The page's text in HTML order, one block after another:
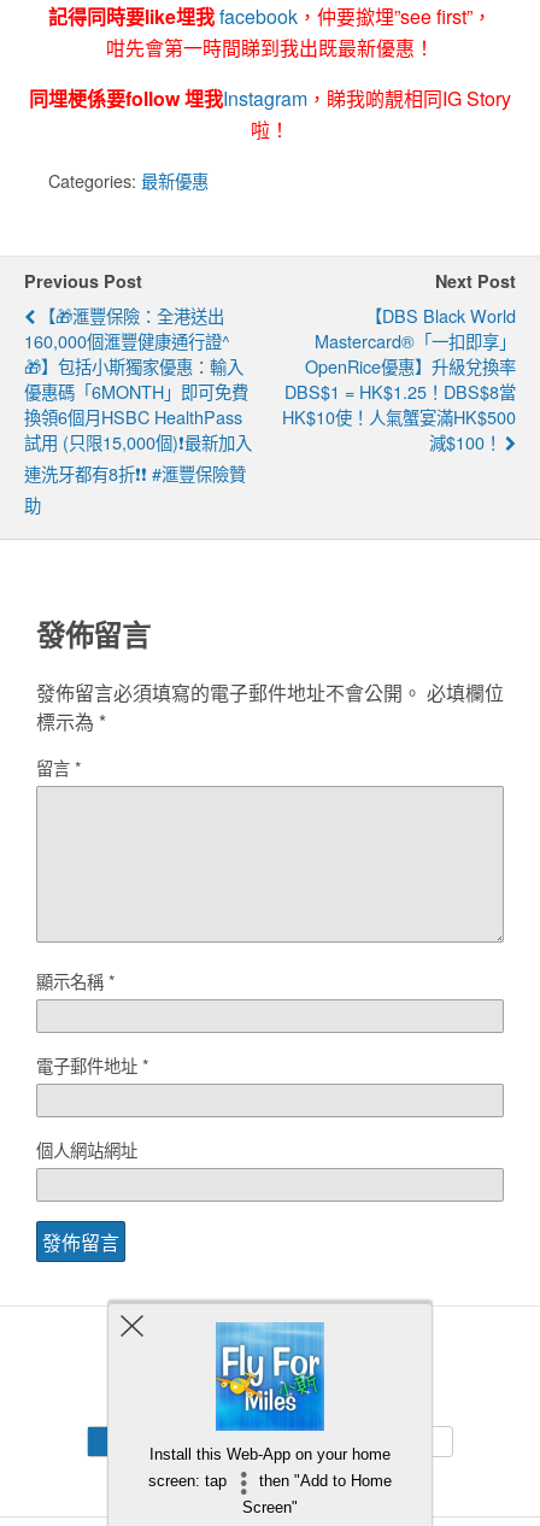
記得同時要like埋我facebook ，仲要撳埋”see first”，
咁先會第一時間睇到我出既最新優惠！
同埋梗係要follow 埋我Instagram ，睇我啲靚相同IG Story
啦！
Categories: 最新優惠
Previous Post
【🎁滙豐保險：全港送出
160,000個滙豐健康通行證^
🎁】包括小斯獨家優惠：輸入
優惠碼「6MONTH」即可免費
換領6個月HSBC HealthPass
試用 (只限15,000個)❗最新加入
連洗牙都有8折❗❗ #滙豐保險贊
助
Next Post
【DBS Black World
Mastercard®「一扣即享」
OpenRice優惠】升級兌換率
DBS$1 = HK$1.25！DBS$8當
HK$10使！人氣蟹宴滿HK$500
減$100！
發佈留言
發佈留言必須填寫的電子郵件地址不會公開。 必填欄位
標示為 *
留言*
顯示名稱*
電子郵件地址*
個人網站網址
Back to top
Install this Web-App on your home
screen: tap
then "Add to Home
Screen"